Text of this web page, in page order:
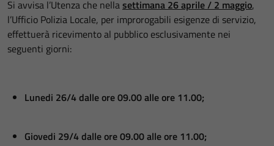
Si avvisa l’Utenza che nellasettimana 26 aprile / 2 maggio,
l’Ufficio Polizia Locale, per improrogabili esigenze di servizio,
effettuerà ricevimento al pubblico esclusivamente nei
seguenti giorni:
Lunedi 26/4 dalle ore 09.00 alle ore 11.00;
Giovedi 29/4 dalle ore 09.00 alle ore 11.00;